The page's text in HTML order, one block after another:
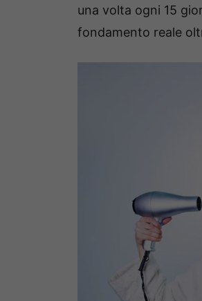
una volta ogni 15
fondamento reale